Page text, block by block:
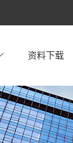
资料下载